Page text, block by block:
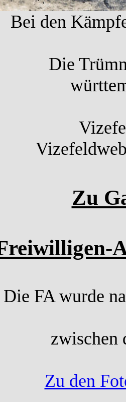
Bei den
Die
Zu
Die FA wurde
zwischen
Zu den